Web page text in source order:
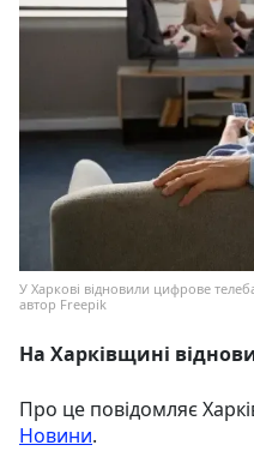
У Харкові відновили цифрове
автор Freepik
На Харківщині
Про це повідомляє
Новини.